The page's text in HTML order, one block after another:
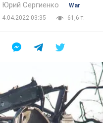
Юрий Сергиенко
War
4.04.2022 03:35
61,6 т.